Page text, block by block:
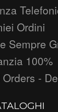
Ordini
Sempre
100%
-